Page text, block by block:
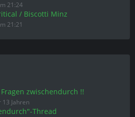
21:24
/ Biscotti Minz
21:21
zwischendurch !!
13 Jahren
Thread